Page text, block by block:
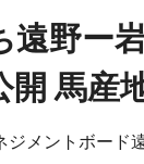
遠野ー
開 馬産
ジメントボード